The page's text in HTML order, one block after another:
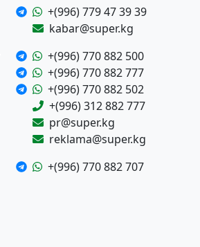
+(996) 779 47 39 39
kabar@super.kg
+(996) 770 882 500
+(996) 770 882 777
+(996) 770 882 502
+(996) 312 882 777
pr@super.kg
reklama@super.kg
+(996) 770 882 707